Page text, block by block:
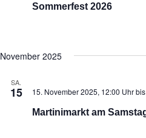
Sommerfest 2026
November 2025
SA.
15 15. November 2025, 12:00 Uhrbis
Martinimarkt am